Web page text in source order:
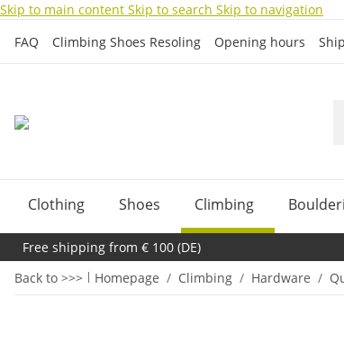
Skip to main content Skip to search Skip to navigation
FAQ
Climbing Shoes Resoling Opening hours
Clothing Shoes Climbing
Free shipping from € 100 (DE)
Back to >>>
Homepage Climbing Hardware